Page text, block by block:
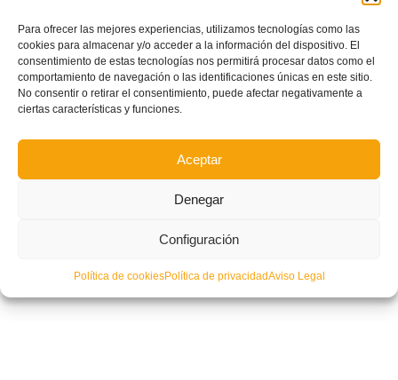
Para ofrecer las mejores experiencias, utilizamos tecnologías como las
cookies para almacenar y/o acceder a la información del dispositivo. El
consentimiento de estas tecnologías nos permitirá procesar datos como el
comportamiento de navegación o las identificaciones únicas en este sitio.
No consentir o retirar el consentimiento, puede afectar negativamente a
ciertas características y funciones.
Aceptar
Denegar
Configuración
Política de cookiesPolítica de privacidadAviso Legal
NO COMMENTS